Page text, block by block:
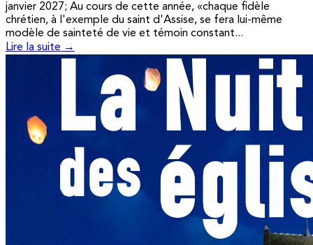
janvier 2027; Au cours de cette année, «chaque fidèle
chrétien, à l'exemple du saint d'Assise, se fera lui-même
modèle de sainteté de vie et témoin constant...
Lire la suite →